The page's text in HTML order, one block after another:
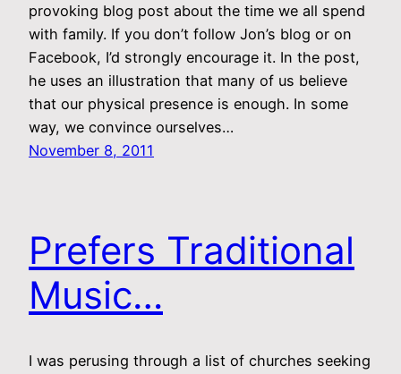
provoking blog post about the time we all spend
with family. If you don’t follow Jon’s blog or on
Facebook, I’d strongly encourage it. In the post,
he uses an illustration that many of us believe
that our physical presence is enough. In some
way, we convince ourselves…
November 8, 2011
Prefers Traditional
Music…
I was perusing through a list of churches seeking